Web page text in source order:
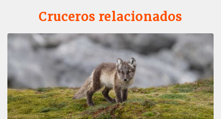
Cruceros relacionados